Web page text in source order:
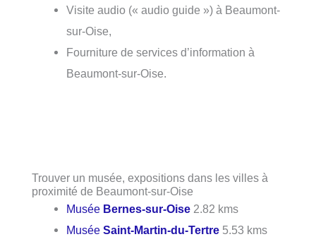
Visite audio (« audio guide ») à Beaumont-
sur-Oise,
Fourniture de services d’information à
Beaumont-sur-Oise.
Trouver un musée, expositions dans les villes à
proximité de Beaumont-sur-Oise
Musée Bernes-sur-Oise 2.82 kms
MuséeSaint-Martin-du-Tertre 5.53 kms